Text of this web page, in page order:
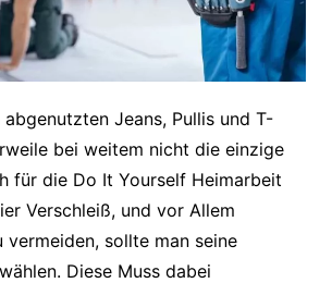
abgenutzten Jeans, Pullis und T-
bei weitem nicht die einzige
für die Do It Yourself Heimarbeit
Verschleiß, und vor Allem
vermeiden, sollte man seine
Diese Muss dabei